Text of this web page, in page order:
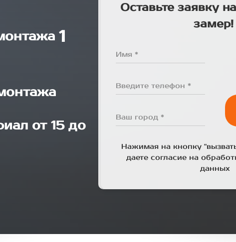
1
от 15 до
Оставьте заявку
замер!
Имя *
Введите телефон *
Ваш город *
Нажимая на кнопку
даете согласие на
данных